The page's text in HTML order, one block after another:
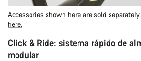
Accessories shown here are sold separately.
here.
Click & Ride: sistema rápido de
modular